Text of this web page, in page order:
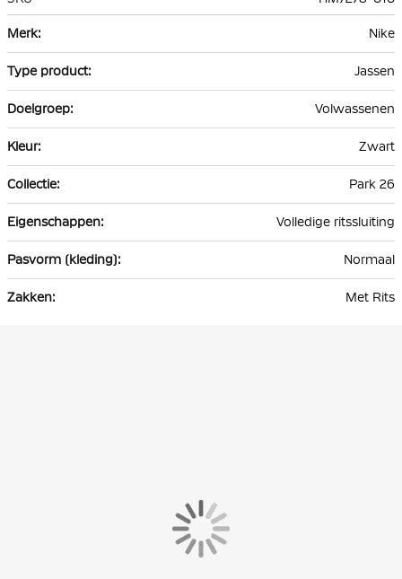
informatie
Nike
Jassen
Volwassenen
Zwart
Park 26
Volledige ritssluiting
Normaal
Met Rits